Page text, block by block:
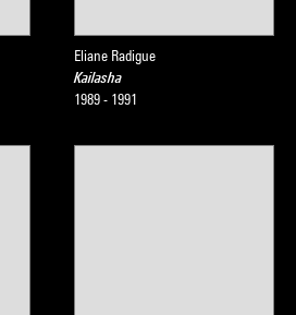
Eliane Radigue
Kailasha
1989 - 1991